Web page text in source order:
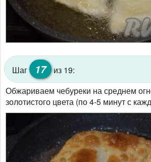
Шаг 17 из 19:
Обжариваем чебуреки на среднем
золотистого цвета (по 4-5 минут с